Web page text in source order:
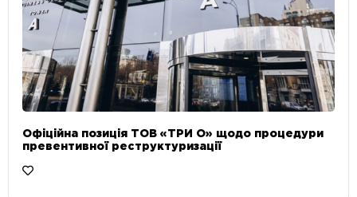
Офіційна позиція ТОВ «ТРИ О» щодо процедури
превентивної реструктуризації